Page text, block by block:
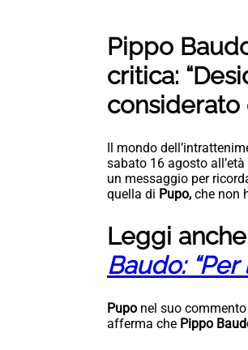
Pippo
critica:
considerato
Il mondo
sabato 16 agosto
un messaggio per
quella di Pupo, che non
Leggi
Baudo:
Pupo nel suo
afferma che Pippo